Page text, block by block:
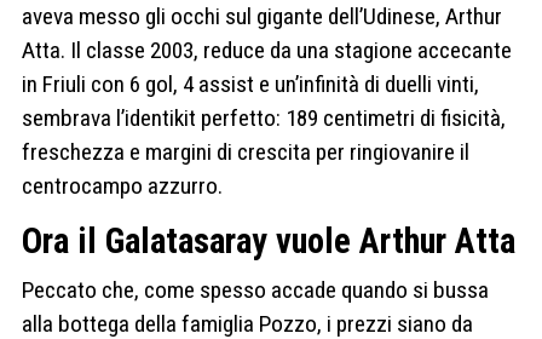
aveva messo gli occhi sul gigante dell’Udinese, Arthur
Atta. Il classe 2003, reduce da una stagione accecante
in Friuli con 6 gol, 4 assist e un’infinità di duelli vinti,
sembrava l’identikit perfetto: 189 centimetri di fisicità,
freschezza e margini di crescita per ringiovanire il
centrocampo azzurro.
Ora il Galatasaray vuole Arthur Atta
Peccato che, come spesso accade quando si bussa
alla bottega della famiglia Pozzo, i prezzi siano da